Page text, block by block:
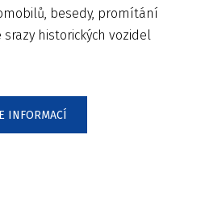
besedy, promítání
historických vozidel
INFORMACÍ